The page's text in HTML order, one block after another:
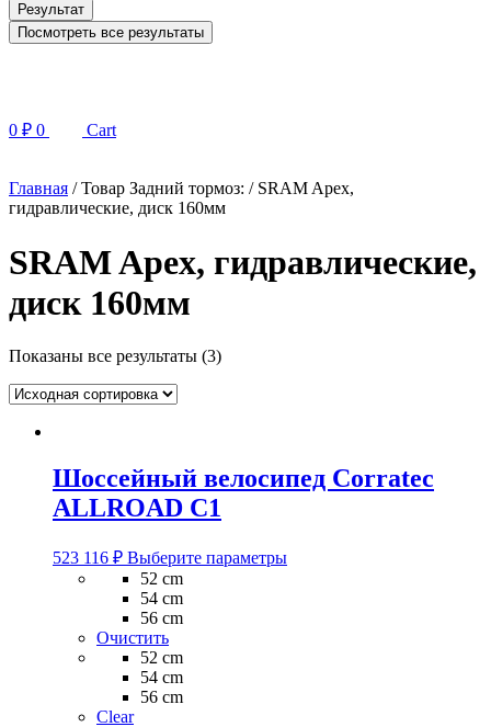
Результат
Посмотреть все результаты
0 ₽ 0 Cart
Главная / Товар Задний тормоз: / SRAM Apex,
гидравлические, диск 160мм
SRAM Apex, гидравлические,
диск 160мм
Показаны все результаты (3)
Шоссейный велосипед Corratec
ALLROAD C1
523 116 ₽ Выберите параметрыЭтот
52 cm
54 cm
56 cm
Очистить
52 cm
54 cm
56 cm
Clear